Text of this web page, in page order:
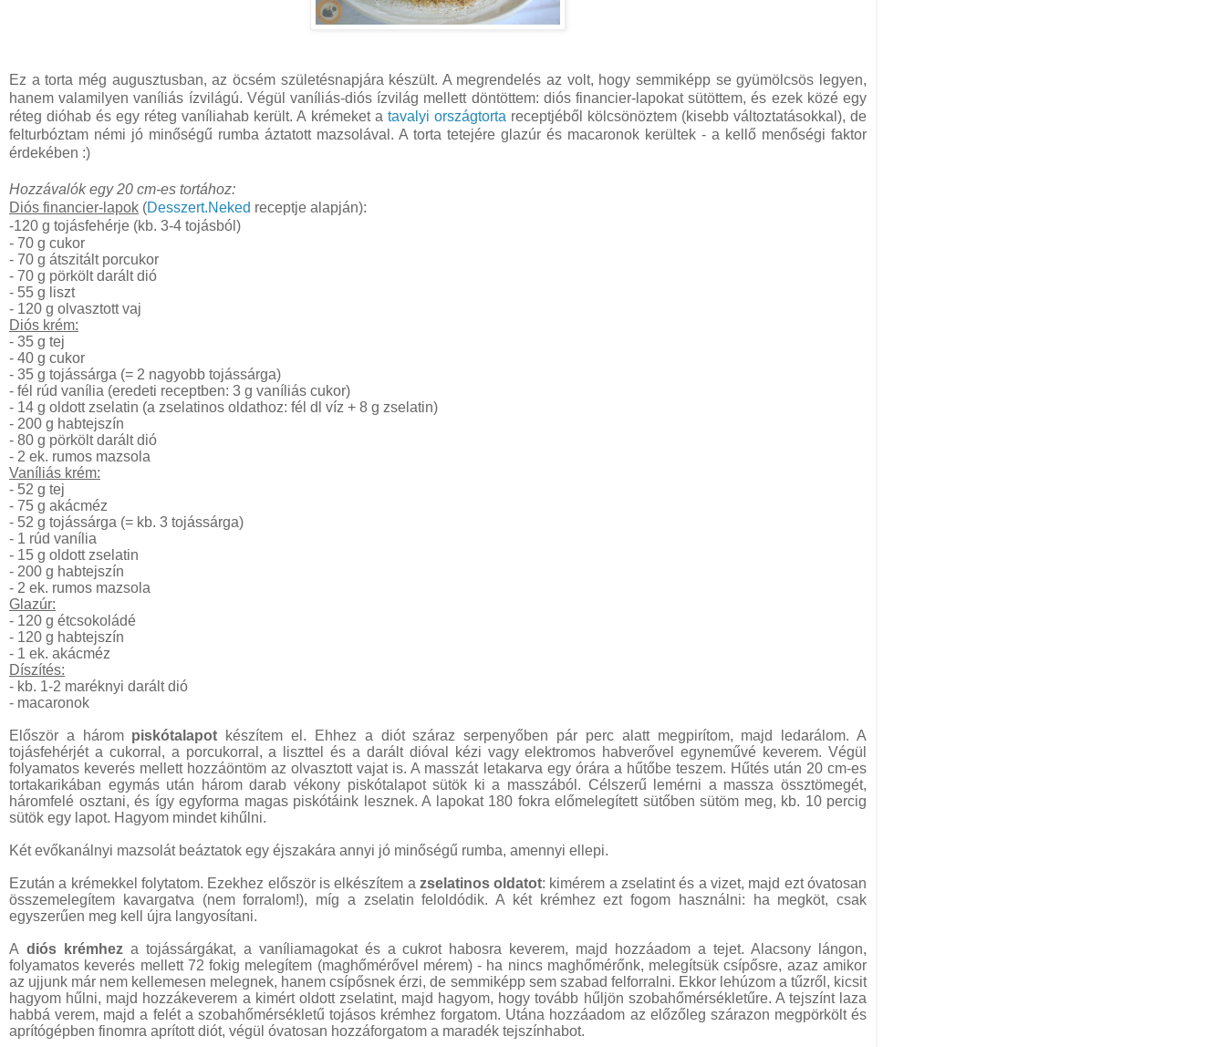
Ez a torta még augusztusban, az öcsém születésnapjára készült. A megrendelés az volt, hogy semmiképp se gyümölcsös legyen,
hanem valamilyen vaníliás ízvilágú. Végül vaníliás-diós ízvilág mellett döntöttem: diós financier-lapokat sütöttem, és ezek közé egy
réteg dióhab és egy réteg vaníliahab került. A krémeket a tavalyi országtorta receptjéből kölcsönöztem (kisebb változtatásokkal), de
felturbóztam némi jó minőségű rumba áztatott mazsolával. A torta tetejére glazúr és macaronok kerültek - a kellő menőségi faktor
érdekében :)
Hozzávalók egy 20 cm-es tortához:
Diós financier-lapok (Desszert.Neked receptje alapján):
-120 g tojásfehérje (kb. 3-4 tojásból)
- 70 g cukor
- 70 g átszitált porcukor
- 70 g pörkölt darált dió
- 55 g liszt
- 120 g olvasztott vaj
Diós krém:
- 35 g tej
- 40 g cukor
- 35 g tojássárga (= 2 nagyobb tojássárga)
- fél rúd vanília (eredeti receptben: 3 g vaníliás cukor)
- 14 g oldott zselatin (a zselatinos oldathoz: fél dl víz + 8 g zselatin)
- 200 g habtejszín
- 80 g pörkölt darált dió
- 2 ek. rumos mazsola
Vaníliás krém:
- 52 g tej
- 75 g akácméz
- 52 g tojássárga (= kb. 3 tojássárga)
- 1 rúd vanília
- 15 g oldott zselatin
- 200 g habtejszín
- 2 ek. rumos mazsola
Glazúr:
- 120 g étcsokoládé
- 120 g habtejszín
- 1 ek. akácméz
Díszítés:
- kb. 1-2 maréknyi darált dió
- macaronok
Először a három piskótalapot készítem el. Ehhez a diót száraz serpenyőben pár perc alatt megpirítom, majd ledarálom. A
tojásfehérjét a cukorral, a porcukorral, a liszttel és a darált dióval kézi vagy elektromos habverővel egyneművé keverem. Végül
folyamatos keverés mellett hozzáöntöm az olvasztott vajat is. A masszát letakarva egy órára a hűtőbe teszem. Hűtés után 20 cm-es
tortakarikában egymás után három darab vékony piskótalapot sütök ki a masszából. Célszerű lemérni a massza össztömegét,
háromfelé osztani, és így egyforma magas piskótáink lesznek. A lapokat 180 fokra előmelegített sütőben sütöm meg, kb. 10 percig
sütök egy lapot. Hagyom mindet kihűlni.
Két evőkanálnyi mazsolát beáztatok egy éjszakára annyi jó minőségű rumba, amennyi ellepi.
Ezután a krémekkel folytatom. Ezekhez először is elkészítem a zselatinos oldatot: kimérem a zselatint és a vizet, majd ezt óvatosan
összemelegítem kavargatva (nem forralom!), míg a zselatin feloldódik. A két krémhez ezt fogom használni: ha megköt, csak
egyszerűen meg kell újra langyosítani.
A diós krémheza tojássárgákat, a vaníliamagokat és a cukrot habosra keverem, majd hozzáadom a tejet. Alacsony lángon,
folyamatos keverés mellett 72 fokig melegítem (maghőmérővel mérem) - ha nincs maghőmérőnk, melegítsük csípősre, azaz amikor
az ujjunk már nem kellemesen melegnek, hanem csípősnek érzi, de semmiképp sem szabad felforralni. Ekkor lehúzom a tűzről, kicsit
hagyom hűlni, majd hozzákeverem a kimért oldott zselatint, majd hagyom, hogy tovább hűljön szobahőmérsékletűre. A tejszínt laza
habbá verem, majd a felét a szobahőmérsékletű tojásos krémhez forgatom. Utána hozzáadom az előzőleg szárazon megpörkölt és
aprítógépben finomra aprított diót, végül óvatosan hozzáforgatom a maradék tejszínhabot.